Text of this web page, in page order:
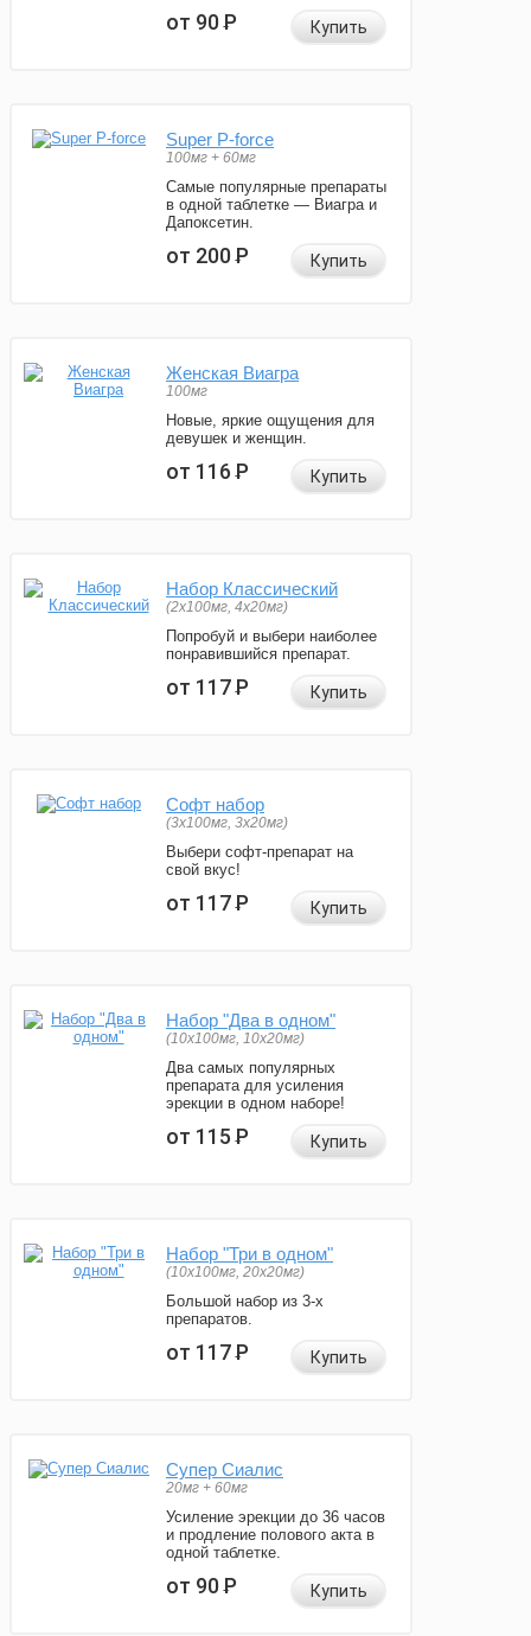
от 90Р Купить
Super P-force
100мг + 60мг
Самые популярные препараты
в одной таблетке — Виагра и
Дапоксетин.
от 200Р Купить
Женская Виагра
100мг
Новые, яркие ощущения для
девушек и женщин.
от 116Р Купить
Набор Классический
(2x100мг, 4x20мг)
Попробуй и выбери наиболее
понравившийся препарат.
от 117Р Купить
Софт набор
(3x100мг, 3x20мг)
Выбери софт-препарат на
свой вкус!
от 117Р Купить
Набор "Два в одном"
(10x100мг, 10x20мг)
Два самых популярных
препарата для усиления
эрекции в одном наборе!
от 115Р Купить
Набор "Три в одном"
(10x100мг, 20x20мг)
Большой набор из 3-х
препаратов.
от 117Р Купить
Супер Сиалис
20мг + 60мг
Усиление эрекции до 36 часов
и продление полового акта в
одной таблетке.
от 90Р Купить